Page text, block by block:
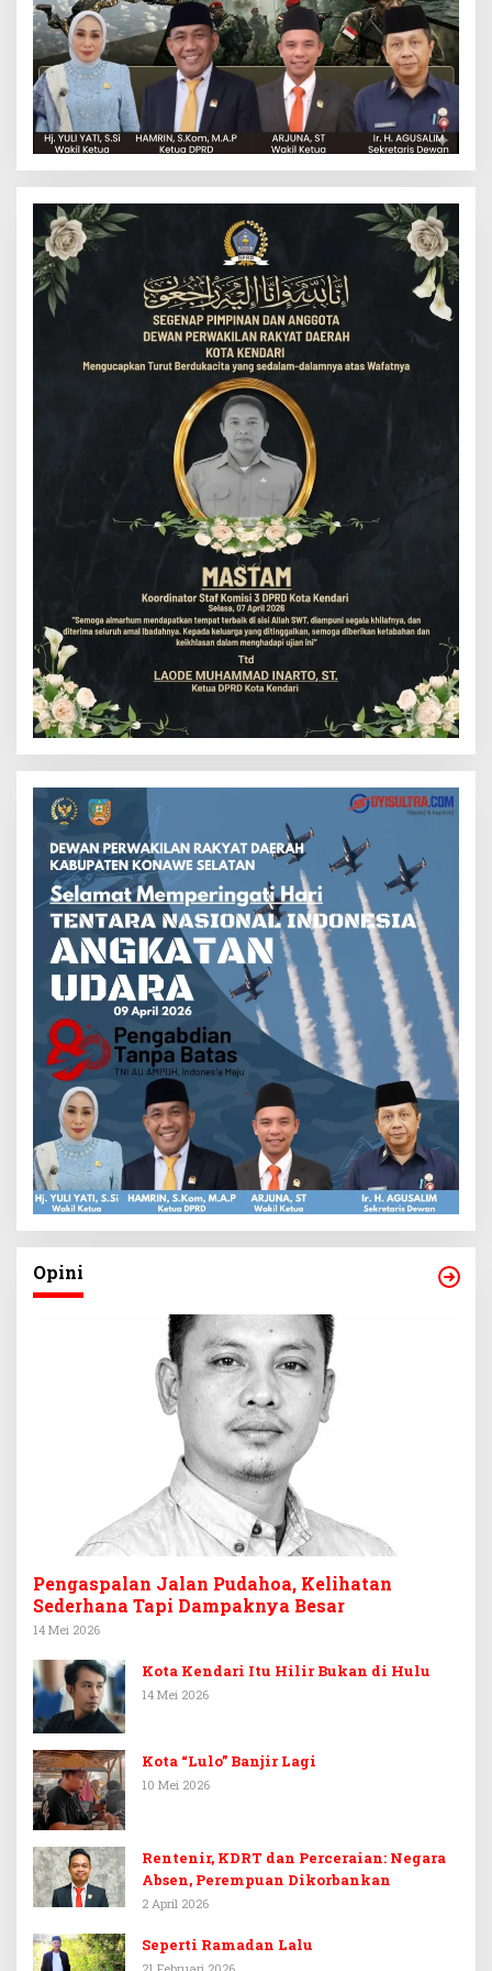
Opini
Pengaspalan Jalan Pudahoa, Kelihatan
Sederhana Tapi Dampaknya Besar
14 Mei 2026
Kota Kendari Itu Hilir Bukan di Hulu
14 Mei 2026
Kota “Lulo” Banjir Lagi
10 Mei 2026
Rentenir, KDRT dan Perceraian: Negara
Absen, Perempuan Dikorbankan
2 April 2026
Seperti Ramadan Lalu